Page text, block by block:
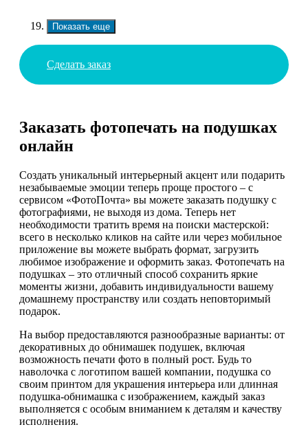
Показать еще
Сделать заказ
Заказать фотопечать на подушках
онлайн
Создать уникальный интерьерный акцент или подарить
незабываемые эмоции теперь проще простого – с
сервисом «ФотоПочта» вы можете заказать подушку с
фотографиями, не выходя из дома. Теперь нет
необходимости тратить время на поиски мастерской:
всего в несколько кликов на сайте или через мобильное
приложение вы можете выбрать формат, загрузить
любимое изображение и оформить заказ. Фотопечать на
подушках – это отличный способ сохранить яркие
моменты жизни, добавить индивидуальности вашему
домашнему пространству или создать неповторимый
подарок.
На выбор предоставляются разнообразные варианты: от
декоративных до обнимашек подушек, включая
возможность печати фото в полный рост. Будь то
наволочка с логотипом вашей компании, подушка со
своим принтом для украшения интерьера или длинная
подушка-обнимашка с изображением, каждый заказ
выполняется с особым вниманием к деталям и качеству
исполнения.